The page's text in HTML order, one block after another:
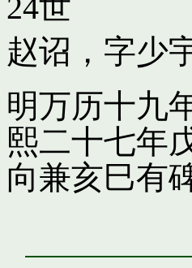
24世
赵诏，字少
明万历十九
熙二十七年
向兼亥巳有